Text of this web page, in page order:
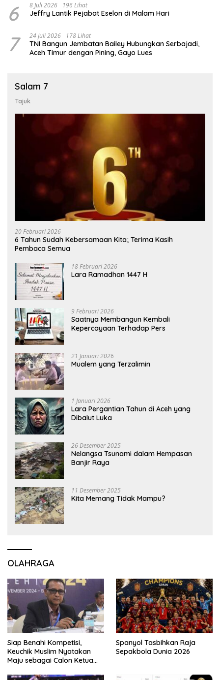
6 8 Juli 2026 196 Lihat
Jeffry Lantik Pejabat Eselon di Malam Hari
7 24 Juli 2026 178 Lihat
TNI Bangun Jembatan Bailey Hubungkan Serbajadi,
Aceh Timur dengan Pining, Gayo Lues
Salam 7
Tajuk
20 Februari 2026
6 Tahun Sudah Kebersamaan Kita; Terima Kasih
Pembaca Semua
18 Februari 2026
Lara Ramadhan 1447 H
9 Februari 2026
Saatnya Membangun Kembali
Kepercayaan Terhadap Pers
21 Januari 2026
Mualem yang Terzalimin
1 Januari 2026
Lara Pergantian Tahun di Aceh yang
Dibalut Luka
26 Desember 2025
Nelangsa Tsunami dalam Hempasan
Banjir Raya
11 Desember 2025
Kita Memang Tidak Mampu?
OLAHRAGA
Siap Benahi Kompetisi,
Keuchik Muslim Nyatakan
Maju sebagai Calon Ketua
Spanyol Tasbihkan Raja
Sepakbola Dunia 2026